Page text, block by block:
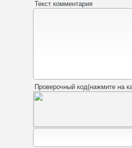
Текст комментария
Проверочный код(нажмите на